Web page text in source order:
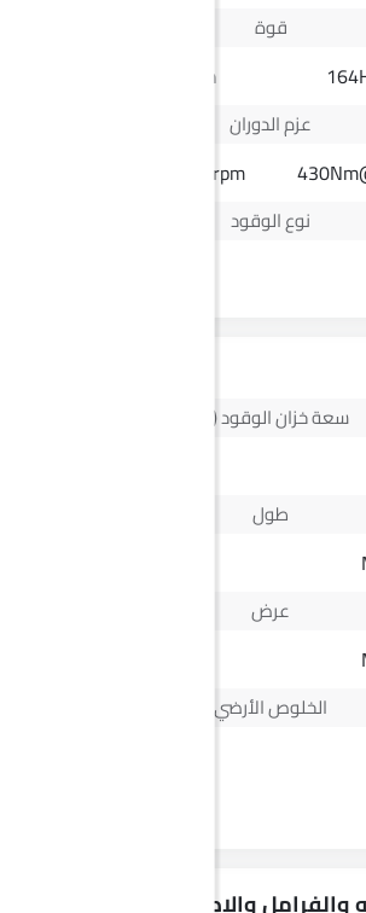
قوة
221Hp@5500rpm
عزم الدوران
385Nm@1800-3600rpm
نوع الوقود
سعة خزان الوقود (لتر)
طول
عرض
الخلوص الأرضي
والإطارات